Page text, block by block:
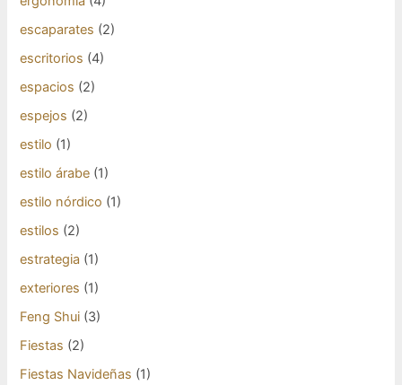
escaparates (2)
escritorios (4)
espacios (2)
espejos (2)
estilo (1)
estilo árabe (1)
estilo nórdico (1)
estilos (2)
estrategia (1)
exteriores (1)
Feng Shui (3)
Fiestas (2)
Fiestas Navideñas (1)